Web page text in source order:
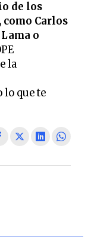
de los
como Carlos
o
la
lo que te